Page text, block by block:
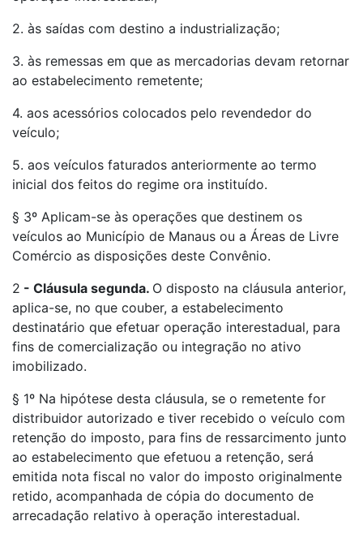
2. às saídas com destino a industrialização;
3. às remessas em que as mercadorias devam retornar
ao estabelecimento remetente;
4. aos acessórios colocados pelo revendedor do
veículo;
5. aos veículos faturados anteriormente ao termo
inicial dos feitos do regime ora instituído.
§ 3º Aplicam-se às operações que destinem os
veículos ao Município de Manaus ou a Áreas de Livre
Comércio as disposições deste Convênio.
2 - Cláusula segunda. O disposto na cláusula anterior,
aplica-se, no que couber, a estabelecimento
destinatário que efetuar operação interestadual, para
fins de comercialização ou integração no ativo
imobilizado.
§ 1º Na hipótese desta cláusula, se o remetente for
distribuidor autorizado e tiver recebido o veículo com
retenção do imposto, para fins de ressarcimento junto
ao estabelecimento que efetuou a retenção, será
emitida nota fiscal no valor do imposto originalmente
retido, acompanhada de cópia do documento de
arrecadação relativo à operação interestadual.